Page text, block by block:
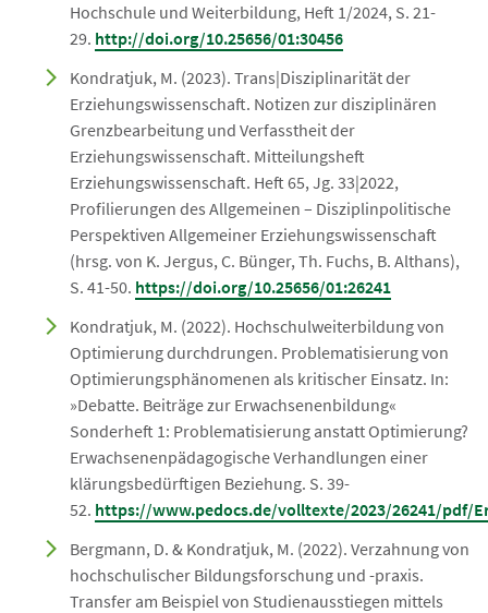
Hochschule und Weiterbildung, Heft 1/2024, S. 21-
29. http://doi.org/10.25656/01:30456
Kondratjuk, M. (2023). Trans|Disziplinarität der
Erziehungswissenschaft. Notizen zur disziplinären
Grenzbearbeitung und Verfasstheit der
Erziehungswissenschaft. Mitteilungsheft
Erziehungswissenschaft. Heft 65, Jg. 33|2022,
Profilierungen des Allgemeinen – Disziplinpolitische
Perspektiven Allgemeiner Erziehungswissenschaft
(hrsg. von K. Jergus, C. Bünger, Th. Fuchs, B. Althans),
S. 41-50. https://doi.org/10.25656/01:26241
Kondratjuk, M. (2022). Hochschulweiterbildung von
Optimierung durchdrungen. Problematisierung von
Optimierungsphänomenen als kritischer Einsatz. In:
»Debatte. Beiträge zur Erwachsenenbildung«
Sonderheft 1: Problematisierung anstatt Optimierung?
Erwachsenenpädagogische Verhandlungen einer
klärungsbedürftigen Beziehung. S. 39-
52. https://www.pedocs.de/volltexte/2023/26241/pdf/
Bergmann, D. & Kondratjuk, M. (2022). Verzahnung von
hochschulischer Bildungsforschung und -praxis.
Transfer am Beispiel von Studienausstiegen mittels